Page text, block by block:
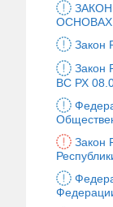
Закон
Закон
ВС РХ
Закон